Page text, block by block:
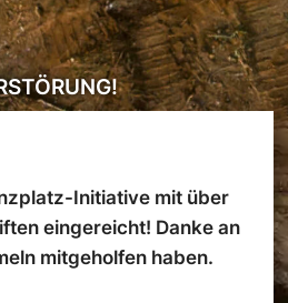
Initiative mit über
eingereicht! Danke an
mitgeholfen haben.